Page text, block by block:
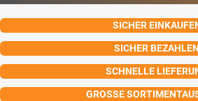
SICHER
SICHER BEZAHLEN
SCHNELLE
GROSSE